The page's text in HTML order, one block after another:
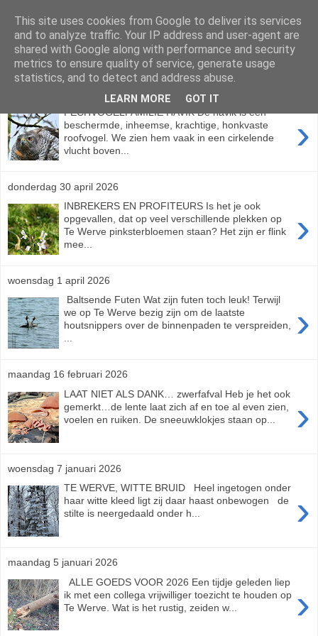
Vrienden van Te Werve
maandag 15 juni 2026
›
PECHVOGELFAMILIE HAVIK De havik is een
beschermde, inheemse, krachtige, honkvaste
roofvogel. We zien hem vaak in een cirkelende
vlucht boven...
donderdag 30 april 2026
›
INBREKERS EN PROFITEURS Is het je ook
opgevallen, dat op veel verschillende plekken op
Te Werve pinksterbloemen staan? Het zijn er flink
mee...
woensdag 1 april 2026
›
Baltsende Futen Wat zijn futen toch leuk! Terwijl
we op Te Werve bezig zijn om de laatste
houtsnippers over de binnenpaden te verspreiden,
...
maandag 16 februari 2026
›
LAAT NIET ALS DANK… zwerfafval Heb je het ook
gemerkt…de lente laat zich af en toe al even zien,
voelen en ruiken. De sneeuwklokjes staan op...
woensdag 7 januari 2026
›
TE WERVE, WITTE BRUID Heel ingetogen onder
haar witte kleed ligt zij daar haast onbewogen de
stilte is neergedaald onder h...
maandag 5 januari 2026
›
ALLE GOEDS VOOR 2026 Een tijdje geleden liep
ik met een collega vrijwilliger toezicht te houden op
Te Werve. Wat is het rustig, zeiden w...
This site uses cookies from Google to deliver its services
and to analyze traffic. Your IP address and user-agent are
shared with Google along with performance and security
metrics to ensure quality of service, generate usage
statistics, and to detect and address abuse.
LEARN MORE GOT IT